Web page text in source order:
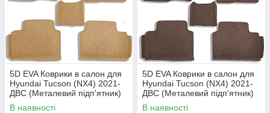
5D EVA Коврики в салон для
Hyundai Tucson (NX4) 2021-
ДВС (Металевий підп'ятник)
Бежевый-Бежевий кант 5 шт
В наявності
5D EVA Коврики в салон для
Hyundai Tucson (NX4) 2021-
ДВС (Металевий підп'ятник)
Коричневі 5 шт
В наявності